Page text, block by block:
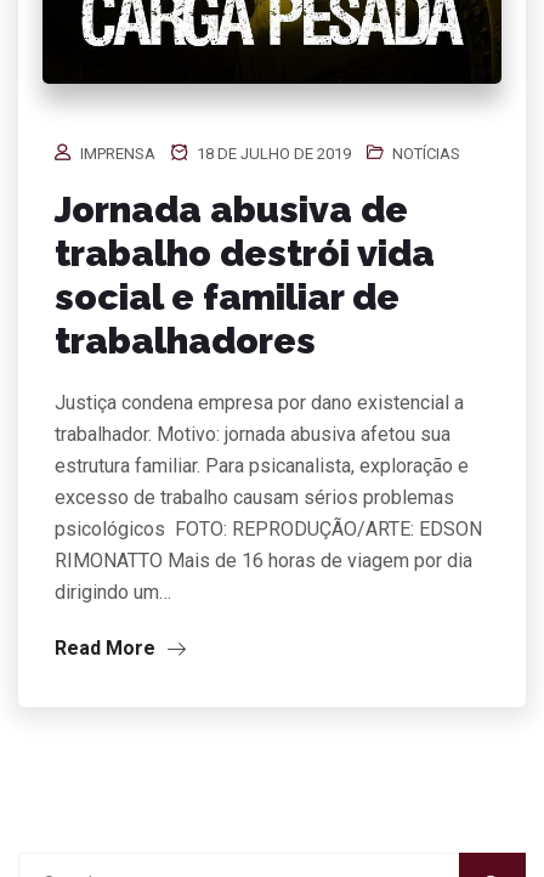
IMPRENSA 18 DE JULHO DE 2019 NOTÍCIAS
Jornada abusiva de
trabalho destrói vida
social e familiar de
trabalhadores
Justiça condena empresa por dano existencial a
trabalhador. Motivo: jornada abusiva afetou sua
estrutura familiar. Para psicanalista, exploração e
excesso de trabalho causam sérios problemas
psicológicos FOTO: REPRODUÇÃO/ARTE: EDSON
RIMONATTO Mais de 16 horas de viagem por dia
dirigindo um…
Read More